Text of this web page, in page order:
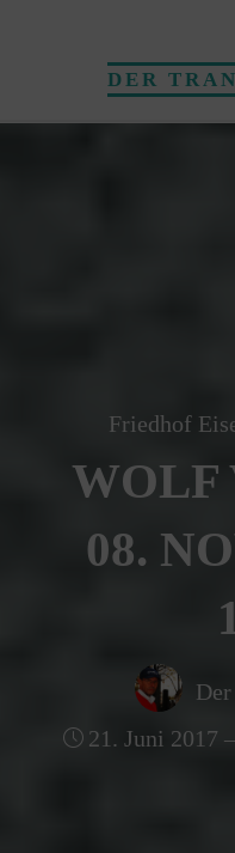
DER
Friedhof
WOLF
08.
21. Juni 2017